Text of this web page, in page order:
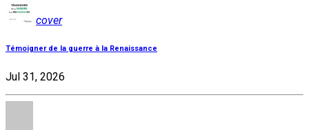
cover
Témoigner de la guerre à la Renaissance
Jul 31, 2026